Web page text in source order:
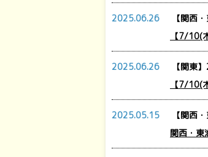
2025.06.26
【関西
【7/10(
2025.06.26
【関東
【7/10(
2025.05.15
【関西
関西・